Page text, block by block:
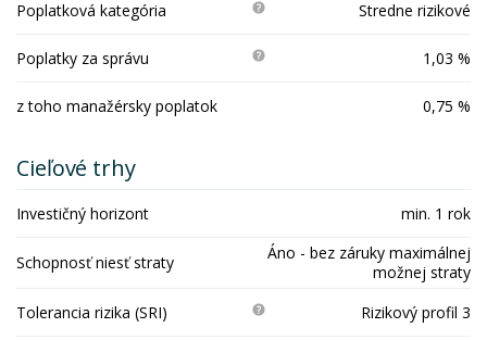
Poplatková kategória Stredne rizikové
Poplatky za správu 1,03 %
z toho manažérsky poplatok 0,75 %
Cieľové trhy
Investičný horizont min. 1 rok
Schopnosť niesť straty
Áno - bez záruky maximálnej
možnej straty
Tolerancia rizika (SRI)
Rizikový profil 3